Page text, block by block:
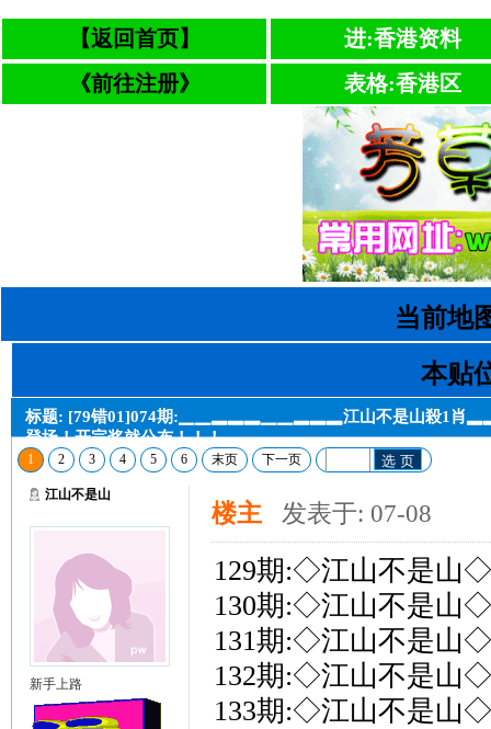
【返回首页】
进:香港资料
《前往注册》
表格:香港区
当前地
本贴
标题: [79错01]074期:▁▁▂▂▂▁▁▂▂▂江山不是山殺1
登场！开完奖就公布！！！
1 2 3 4 5 6 末页 下一页 选 页
江山不是山
新手上路
楼主 发表于: 07-08
129期:◇江山不是山
130期:◇江山不是山
131期:◇江山不是山
132期:◇江山不是山
133期:◇江山不是山